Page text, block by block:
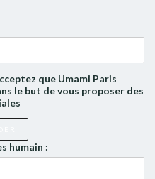
que Umami Paris
le but de vous proposer des
humain :